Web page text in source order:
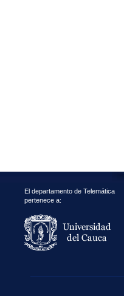
El departamento de Telemática
pertenece a: